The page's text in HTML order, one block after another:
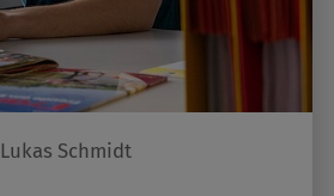
Lukas Schmidt